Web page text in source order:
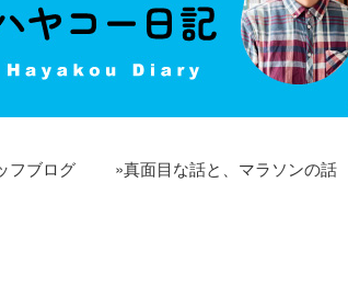
フブログ »真面目な話と、マラソンの話